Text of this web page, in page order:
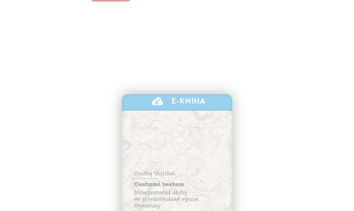
E-KNIHA